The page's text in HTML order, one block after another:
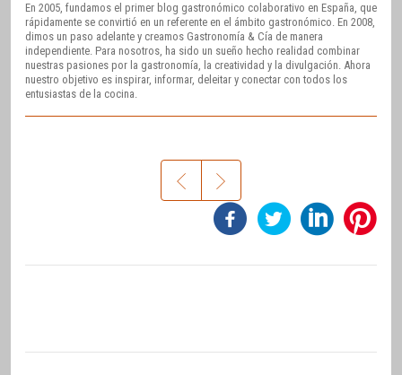
En 2005, fundamos el primer blog gastronómico colaborativo en España, que
rápidamente se convirtió en un referente en el ámbito gastronómico. En 2008,
dimos un paso adelante y creamos Gastronomía & Cía de manera
independiente. Para nosotros, ha sido un sueño hecho realidad combinar
nuestras pasiones por la gastronomía, la creatividad y la divulgación. Ahora
nuestro objetivo es inspirar, informar, deleitar y conectar con todos los
entusiastas de la cocina.